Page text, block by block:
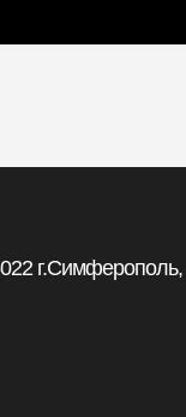
г.Симферополь,
Личный